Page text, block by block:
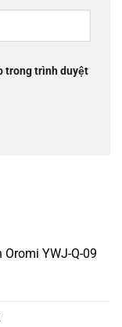
trong trình duyệt
YWJ-Q-09